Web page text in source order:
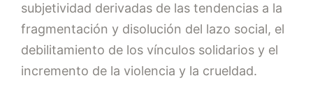
subjetividad derivadas de las tendencias a la
fragmentación y disolución del lazo social, el
debilitamiento de los vínculos solidarios y el
incremento de la violencia y la crueldad.